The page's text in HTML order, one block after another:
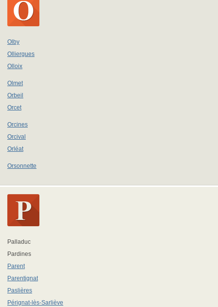
Olby
Olliergues
Olloix
Olmet
Orbeil
Orcet
Orcines
Orcival
Orléat
Orsonnette
Palladuc
Pardines
Parent
Parentignat
Paslières
Pérignat-lès-Sarliève